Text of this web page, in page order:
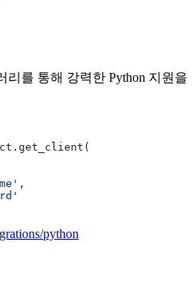
리를 통해 강력한 Python 지원을
,
python